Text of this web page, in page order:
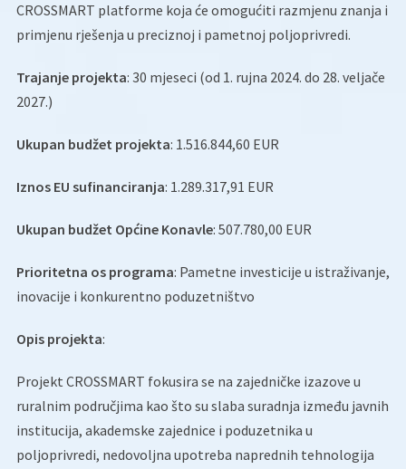
CROSSMART platforme koja će omogućiti razmjenu znanja i
primjenu rješenja u preciznoj i pametnoj poljoprivredi.
Trajanje projekta: 30 mjeseci (od 1. rujna 2024. do 28. veljače
2027.)
Ukupan budžet projekta: 1.516.844,60 EUR
Iznos EU sufinanciranja: 1.289.317,91 EUR
Ukupan budžet Općine Konavle: 507.780,00 EUR
Prioritetna os programa: Pametne investicije u istraživanje,
inovacije i konkurentno poduzetništvo
Opis projekta:
Projekt CROSSMART fokusira se na zajedničke izazove u
ruralnim područjima kao što su slaba suradnja između javnih
institucija, akademske zajednice i poduzetnika u
poljoprivredi, nedovoljna upotreba naprednih tehnologija